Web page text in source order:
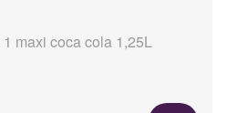
maxi coca cola 1,25L